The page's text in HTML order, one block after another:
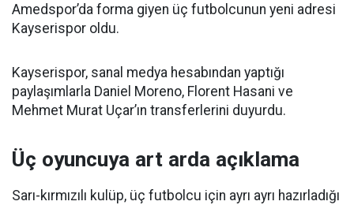
Amedspor’da forma giyen üç futbolcunun yeni adresi
Kayserispor oldu.
Kayserispor, sanal medya hesabından yaptığı
paylaşımlarla Daniel Moreno, Florent Hasani ve
Mehmet Murat Uçar’ın transferlerini duyurdu.
Üç oyuncuya art arda açıklama
Sarı-kırmızılı kulüp, üç futbolcu için ayrı ayrı hazırladığı